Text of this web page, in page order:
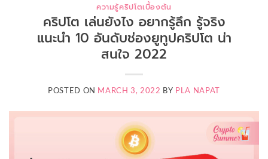
ความรู้คริปโตเบื้องต้น
คริปโต เล่นยังไง อยากรู้ลึก รู้จริง
แนะนำ 10 อันดับช่องยูทูปคริปโต น่า
สนใจ 2022
POSTED ON MARCH 3, 2022 BY PLA NAPAT